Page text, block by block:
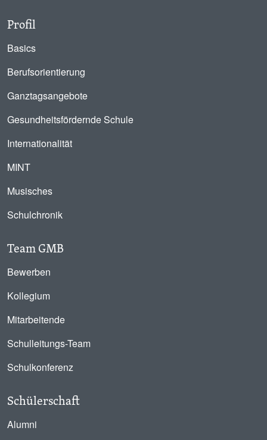
Profil
Basics
Berufsorientierung
Ganztagsangebote
Gesundheitsfördernde Schule
Internationalität
MINT
Musisches
Schulchronik
Team GMB
Bewerben
Kollegium
Mitarbeitende
Schulleitungs-Team
Schulkonferenz
Schülerschaft
Alumni